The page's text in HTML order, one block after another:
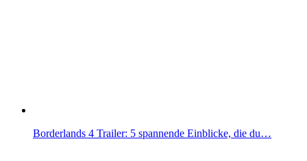
Borderlands 4 Trailer: 5 spannende Einblicke, die du…